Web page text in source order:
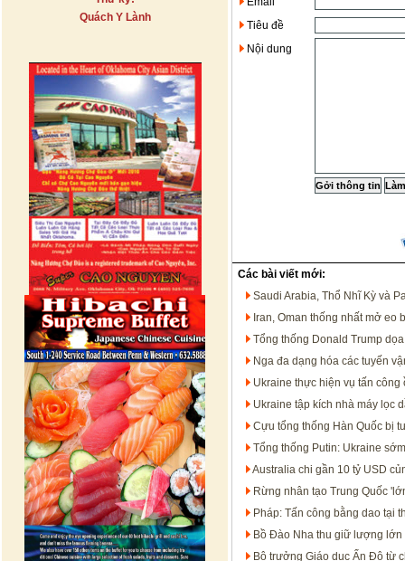
Quách Y Lành
Tiêu đề
Nội dung
Các bài viết mới:
Saudi Arabia, Thổ Nhĩ Kỳ và
Iran, Oman thống nhất mở eo
Tổng thống Donald Trump
Nga đa dạng hóa các tuyến
Ukraine thực hiện vụ tấn công
Ukraine tập kích nhà máy lọc
Cựu tổng thống Hàn Quốc bị
Tổng thống Putin: Ukraine
Australia chi gần 10 tỷ USD
Rừng nhân tạo Trung Quốc
Pháp: Tấn công bằng dao tại
Bồ Đào Nha thu giữ lượng
Bộ trưởng Giáo dục Ấn Độ từ